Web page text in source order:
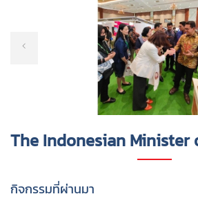
The Indonesian Minister
กิจกรรมที่ผ่านมา